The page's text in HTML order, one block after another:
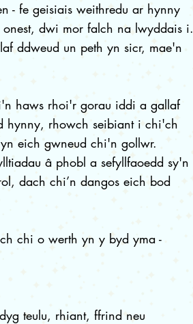
- fe geisiais weithredu ar hynny
dwi mor falch na lwyddais i.
ddweud un peth yn sicr, mae'n
haws rhoi'r gorau iddi a gallaf
hynny, rhowch seibiant i chi'ch
eich gwneud chi'n gollwr.
â phobl a sefyllfaoedd sy'n
dach chi’n dangos eich bod
chi o werth yn y byd yma -
teulu, rhiant, ffrind neu